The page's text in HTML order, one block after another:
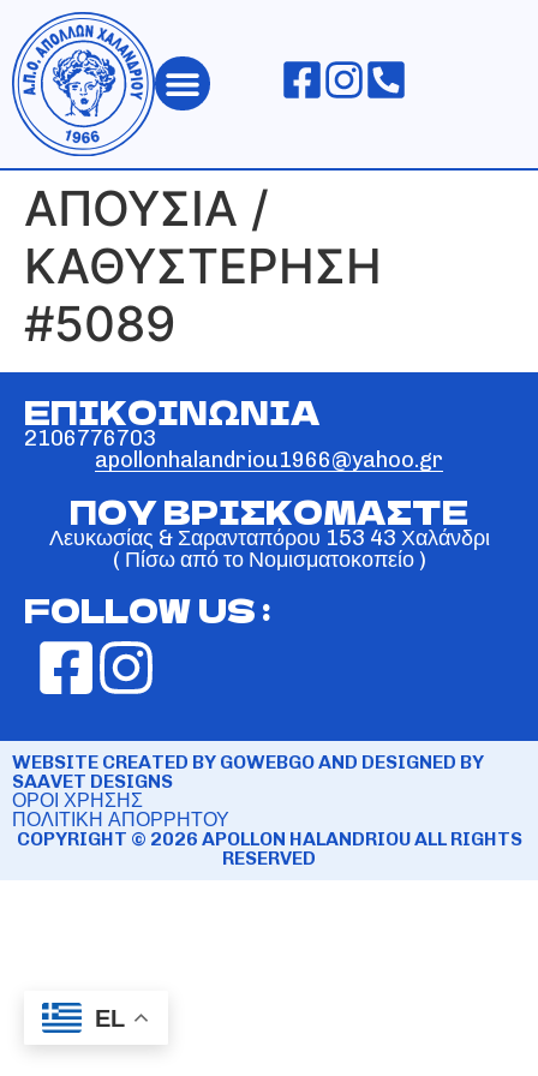
ΑΠΟΥΣΙΑ /
ΚΑΘΥΣΤΕΡΗΣΗ
#5089
ΕΠΙΚΟΙΝΩΝΙΑ
2106776703
apollonhalandriou1966@yahoo.gr
ΠΟΥ ΒΡΙΣΚΟΜΑΣΤΕ
Λευκωσίας & Σαρανταπόρου 153 43 Χαλάνδρι
( Πίσω από το Νομισματοκοπείο )
FOLLOW US :
WEBSITE CREATED BY GOWEBGO AND DESIGNED BY
SAAVET DESIGNS
ΟΡΟΙ ΧΡΗΣΗΣ
ΠΟΛΙΤΙΚΗ ΑΠΟΡΡΗΤΟΥ
COPYRIGHT © 2026 APOLLON HALANDRIOU ALL RIGHTS
RESERVED
EL